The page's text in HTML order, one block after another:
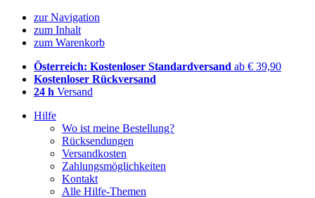
zur Navigation
zum Inhalt
zum Warenkorb
Österreich: Kostenloser Standardversand ab € 39,90
Kostenloser Rückversand
24 h Versand
Hilfe
Wo ist meine Bestellung?
Rücksendungen
Versandkosten
Zahlungsmöglichkeiten
Kontakt
Alle Hilfe-Themen